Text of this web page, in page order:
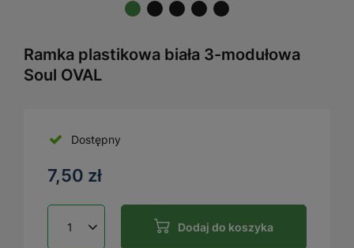
Ramka plastikowa biała 3-modułowa
Soul OVAL
Dostępny
7,50 zł
Dodaj do koszyka